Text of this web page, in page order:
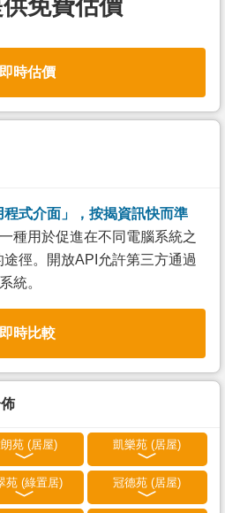
免費估價
即時估價
式介面」，按揭資訊快而準
種用於促進在不同電腦系統之
徑。開放API允許第三方通過
統。
即時比較
苑 (居屋) 凱樂苑 (居屋)
苑 (綠置居) 冠德苑 (居屋)